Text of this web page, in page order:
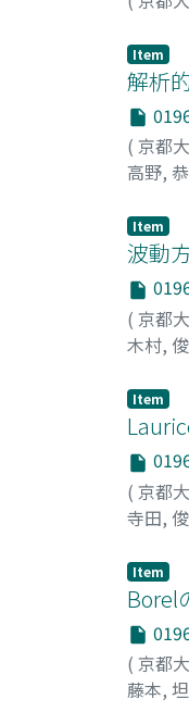
Item
解析
( 京都
高野,
Item
波動
( 京都
木村,
Item
( 京都
寺田,
Item
Borel
( 京都
藤本,